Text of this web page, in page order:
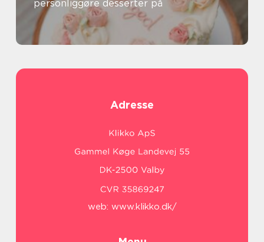
personliggøre desserter på
Adresse
web: www.klikko.dk/